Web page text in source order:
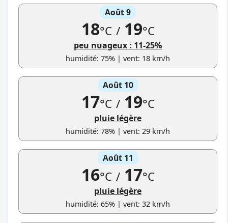
Août 9
18°C /19°C
peu nuageux : 11-25%
humidité: 75% | vent: 18 km/h
Août 10
17°C /19°C
pluie légère
humidité: 78% | vent: 29 km/h
Août 11
16°C /17°C
pluie légère
humidité: 65% | vent: 32 km/h